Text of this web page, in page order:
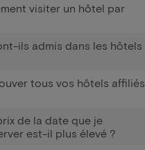
visiter un hôtel par
ils admis dans les hôtels
tous vos hôtels affiliés
de la date que je
est-il plus élevé ?